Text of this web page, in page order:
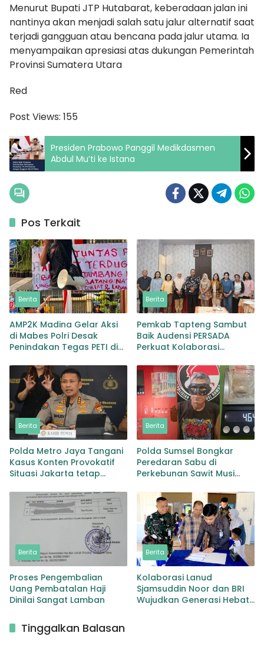
‎Menurut Bupati JTP Hutabarat, keberadaan jalan ini
nantinya akan menjadi salah satu jalur alternatif saat
terjadi gangguan atau bencana pada jalur utama. Ia
menyampaikan apresiasi atas dukungan Pemerintah
Provinsi Sumatera Utara
Red
Post Views: 155
Presiden Prabowo Panggil Medikdasmen
Abdul Mu’ti ke Istana
Pos Terkait
Berita
AMP2K Madina Gelar Aksi
di Mabes Polri Desak
Penindakan Tegas PETI di
Natal
Berita
Pemkab Tapteng Sambut
Baik Audensi PERSADA
Perkuat Kolaborasi
dan Pebgaruutamaan
Inklusi
Berita
Polda Metro Jaya Tangani
Kasus Konten Provokatif
Situasi Jakarta tetap
Berita
Polda Sumsel Bongkar
Peredaran Sabu di
Perkebunan Sawit Musi
dengan Barang Bukti Sabu
dan Timbangan
Berita
Proses Pengembalian
Uang Pembatalan Haji
Dinilai Sangat Lamban
Berita
Kolaborasi Lanud
Sjamsuddin Noor dan BRI
Wujudkan Generasi Hebat
Tinggalkan Balasan